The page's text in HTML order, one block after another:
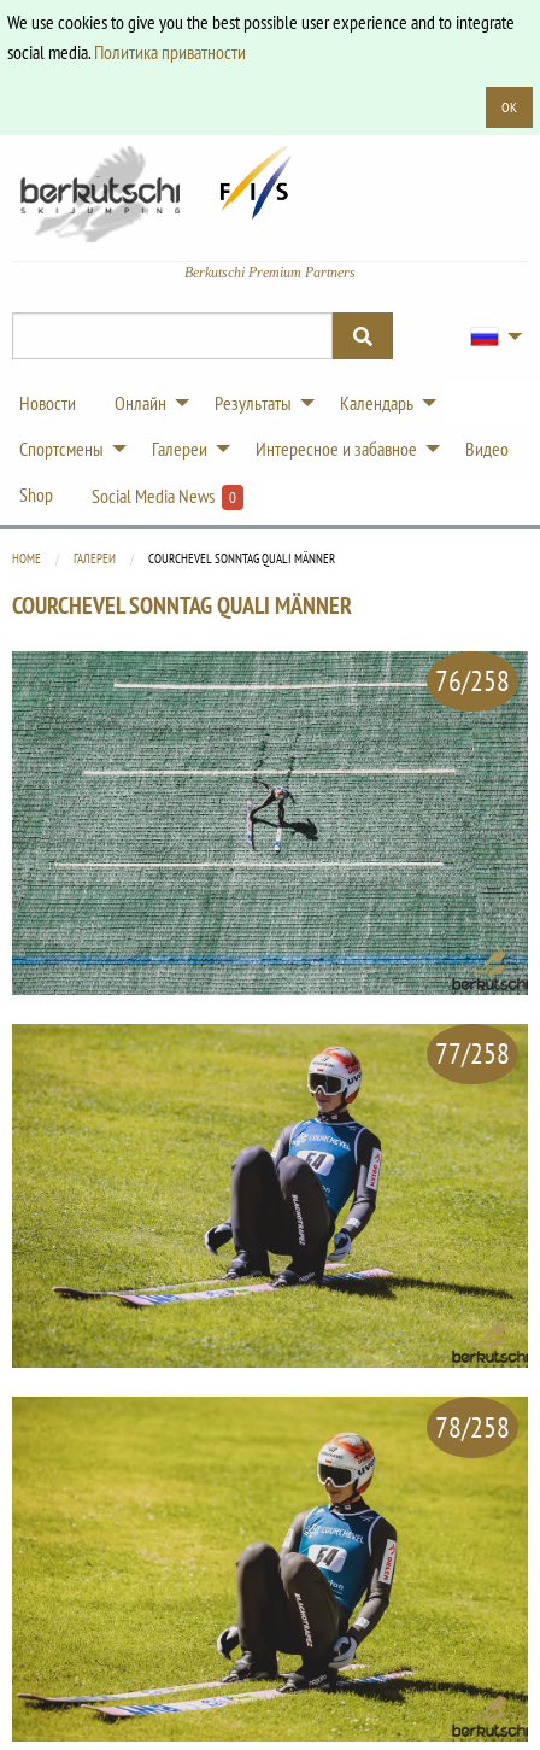
We use cookies to give you the best possible user experience and to integrate
social media.Политика приватности
OK
Berkutschi Premium Partners
Новости Онлайн Результаты
Календарь
Спортсмены
Галереи Интересное и забавное
Видео
Shop
Social Media News 0
HOME ГАЛЕРЕИ CURRENT:
COURCHEVEL SONNTAG QUALI MÄNNER
COURCHEVEL SONNTAG QUALI MÄNNER
76/258
77/258
78/258